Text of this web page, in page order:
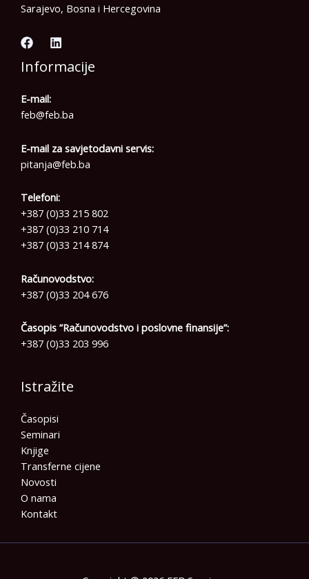
Sarajevo, Bosna i Hercegovina
Informacije
E-mail:
feb@feb.ba
E-mail za savjetodavni servis:
pitanja@feb.ba
Telefoni:
+387 (0)33 215 802
+387 (0)33 210 714
+387 (0)33 214 874
Računovodstvo:
+387 (0)33 204 676
Časopis ”Računovodstvo i poslovne finansije”:
+387 (0)33 203 996
Istražite
Časopisi
Seminari
Knjige
Transferne cijene
Novosti
O nama
Kontakt